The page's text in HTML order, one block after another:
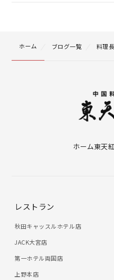
ホーム ブログ一覧 料理
ホーム東天
レストラン
秋田キャッスルホテル店
JACK大宮店
第一ホテル両国店
上野本店